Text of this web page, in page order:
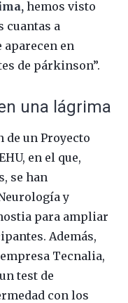
hemos visto
cuantas a
aparecen en
de párkinson”.
una lágrima
de un Proyecto
en el que,
se han
y
para ampliar
Además,
Tecnalia,
test de
con los